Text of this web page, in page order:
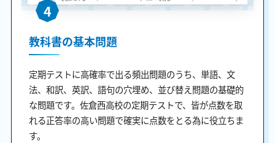
4
教科書の基本問題
定期テストに高確率で出る頻出問題のうち、単語、文
法、和訳、英訳、語句の穴埋め、並び替え問題の基礎的
な問題です。佐倉西高校の定期テストで、皆が点数を取
れる正答率の高い問題で確実に点数をとる為に役立ちま
す。